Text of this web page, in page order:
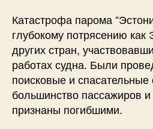
Катастрофа парома
глубокому потрясению как
других стран,
работах судна. Были
поисковые и
большинство пассажиров
признаны погибшими.